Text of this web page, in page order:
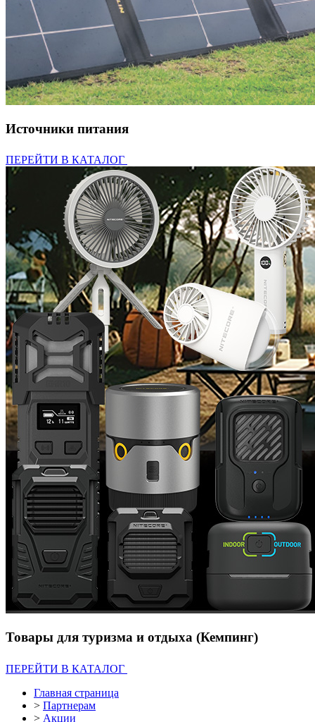
Источники питания
ПЕРЕЙТИ В КАТАЛОГ
Товары для туризма и отдыха (Кемпинг)
ПЕРЕЙТИ В КАТАЛОГ
Главная страница
> Партнерам
> Акции